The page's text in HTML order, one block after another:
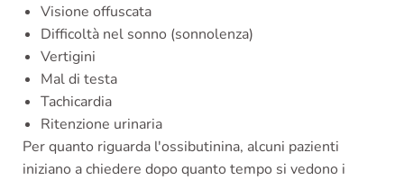
Visione offuscata
Difficoltà nel sonno (sonnolenza)
Vertigini
Mal di testa
Tachicardia
Ritenzione urinaria
Per quanto riguarda l'ossibutinina, alcuni pazienti
iniziano a chiedere dopo quanto tempo si vedono i